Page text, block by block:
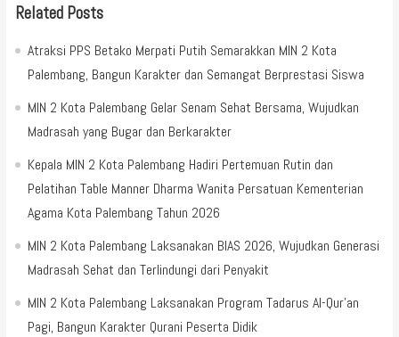
Related Posts
Atraksi PPS Betako Merpati Putih Semarakkan MIN 2 Kota
Palembang, Bangun Karakter dan Semangat Berprestasi Siswa
MIN 2 Kota Palembang Gelar Senam Sehat Bersama, Wujudkan
Madrasah yang Bugar dan Berkarakter
Kepala MIN 2 Kota Palembang Hadiri Pertemuan Rutin dan
Pelatihan Table Manner Dharma Wanita Persatuan Kementerian
Agama Kota Palembang Tahun 2026
MIN 2 Kota Palembang Laksanakan BIAS 2026, Wujudkan Generasi
Madrasah Sehat dan Terlindungi dari Penyakit
MIN 2 Kota Palembang Laksanakan Program Tadarus Al-Qur’an
Pagi, Bangun Karakter Qurani Peserta Didik